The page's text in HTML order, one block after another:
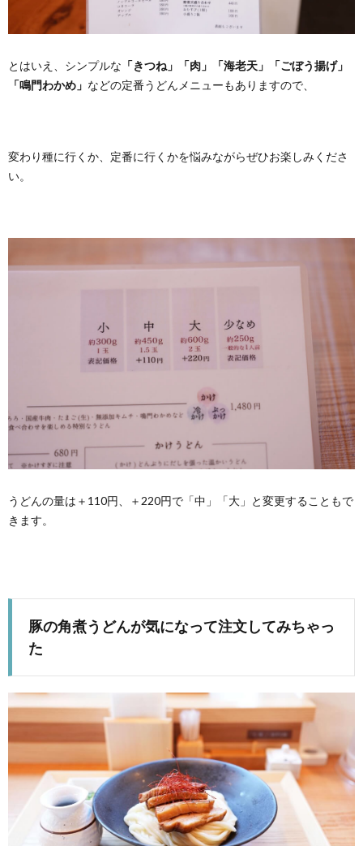
とはいえ、シンプルな 「きつね」「肉」「海老天」「ごぼう揚げ」
「鳴門わかめ」 などの定番うどんメニューもありますので、
変わり種に行くか、定番に行くかを悩みながらぜひお楽しみくださ
い。
うどんの量は＋110円、＋220円で「中」「大」と変更することもで
きます。
豚の角煮うどんが気になって注文してみちゃっ
た